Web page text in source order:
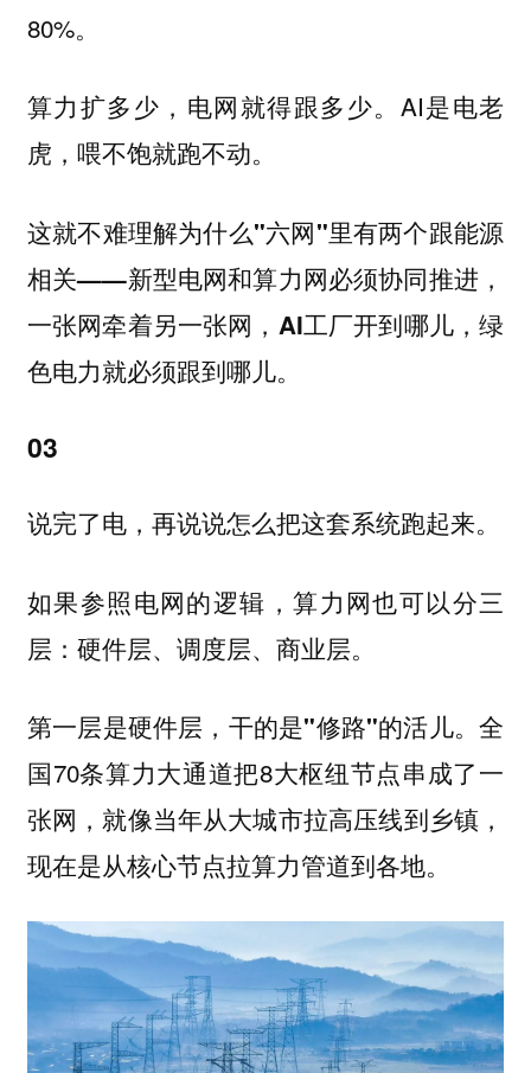
80%。
算力扩多少，电网就得跟多少。AI是电老
虎，喂不饱就跑不动。
这就不难理解为什么"六网"里有两个跟能源
相关——新型电网和算力网必须协同推进，
一张网牵着另一张网，AI工厂开到哪儿，绿
色电力就必须跟到哪儿。
03
说完了电，再说说怎么把这套系统跑起来。
如果参照电网的逻辑，算力网也可以分三
层：硬件层、调度层、商业层。
第一层是硬件层，干的是"修路"的活儿。全
国70条算力大通道把8大枢纽节点串成了一
张网，就像当年从大城市拉高压线到乡镇，
现在是从核心节点拉算力管道到各地。